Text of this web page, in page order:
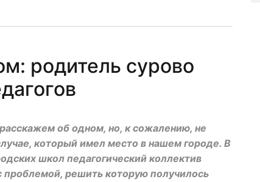
родитель сурово
об одном, но, к сожалению, не
который имел место в нашем городе. В
школ педагогический коллектив
проблемой, решить которую получилось